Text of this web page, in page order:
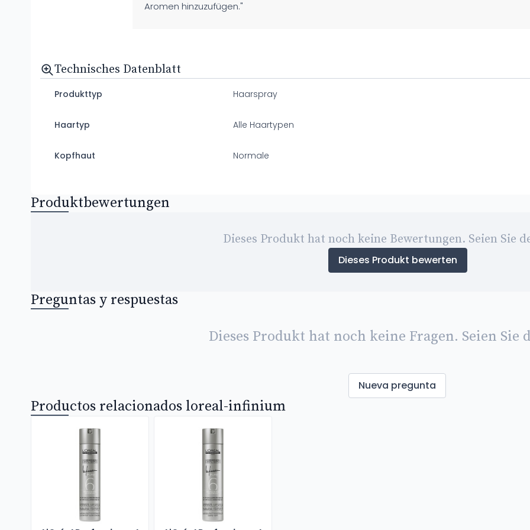
Aromen hinzuzufügen."
Technisches Datenblatt
Produkttyp Haarspray
Haartyp Alle Haartypen
Kopfhaut Normale
Produktbewertungen
Dieses Produkt hat noch keine Bewertungen. Seien Sie
Dieses Produkt bewerten
Preguntas y respuestas
Dieses Produkt hat noch keine Fragen. Seien Sie
Nueva pregunta
Productos relacionados loreal-infinium